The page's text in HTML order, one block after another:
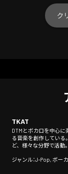
ク
TKAT
DTMとボカロを中心
る音楽を創作している
ど、様々な分野で活動。
ジャンル：J-Pop, ボー